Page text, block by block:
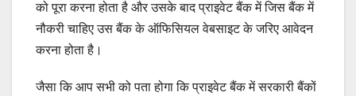
को पूरा करना होता है और उसके बाद प्राइवेट बैंक में जिस बैंक में
नौकरी चाहिए उस बैंक के ऑफिसियल वेबसाइट के जरिए आवेदन
करना होता है।
जैसा कि आप सभी को पता होगा कि प्राइवेट बैंक में सरकारी बैंकों